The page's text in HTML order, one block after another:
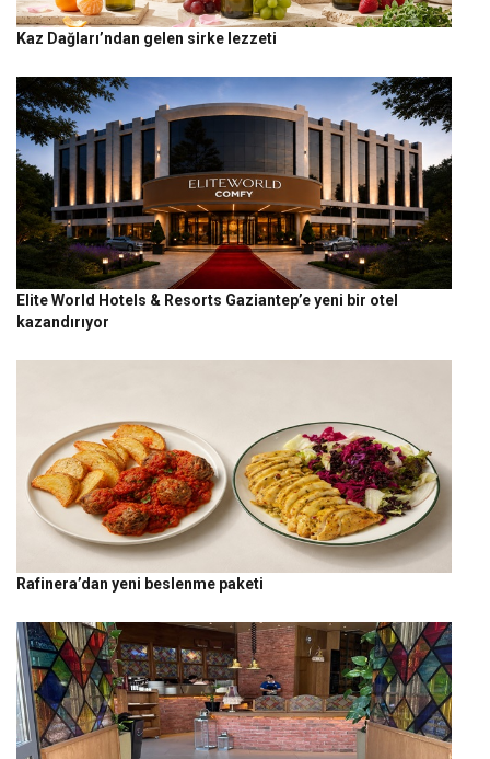
Kaz Dağları’ndan gelen sirke lezzeti
Elite World Hotels & Resorts Gaziantep’e yeni bir otel
kazandırıyor
Rafinera’dan yeni beslenme paketi